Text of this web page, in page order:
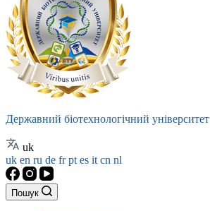
Державний біотехнологічний університет
uk
uk en ru de frpt es it cn nl
Пошук